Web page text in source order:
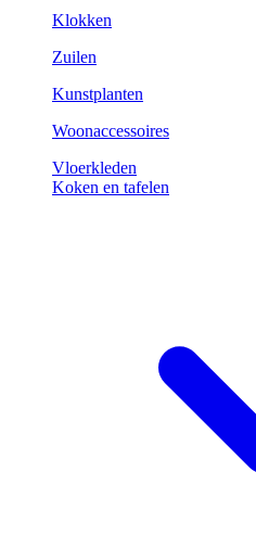
Klokken
Zuilen
Kunstplanten
Woonaccessoires
Vloerkleden
Koken en tafelen